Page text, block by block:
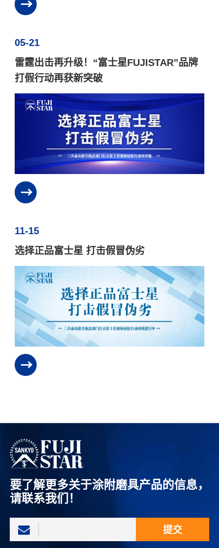
05-21
雷霆出击再升级！“富士星FUJISTAR”品牌
打假行动再获新突破
11-15
选择正品富士星 打击假冒伪劣
要了解更多关于涂附磨具产品的信息，
请联系我们！
提交